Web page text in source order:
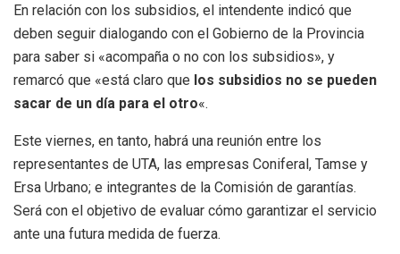
En relación con los subsidios, el intendente indicó que
deben seguir dialogando con el Gobierno de la Provincia
para saber si «acompaña o no con los subsidios», y
remarcó que «está claro que los subsidios no se pueden
sacar de un día para el otro«.
Este viernes, en tanto, habrá una reunión entre los
representantes de UTA, las empresas Coniferal, Tamse y
Ersa Urbano; e integrantes de la Comisión de garantías.
Será con el objetivo de evaluar cómo garantizar el servicio
ante una futura medida de fuerza.